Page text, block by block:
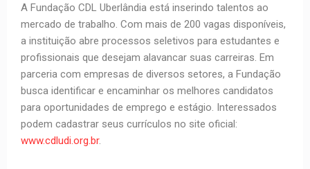
A Fundação CDL Uberlândia está inserindo talentos ao
mercado de trabalho. Com mais de 200 vagas disponíveis,
a instituição abre processos seletivos para estudantes e
profissionais que desejam alavancar suas carreiras. Em
parceria com empresas de diversos setores, a Fundação
busca identificar e encaminhar os melhores candidatos
para oportunidades de emprego e estágio. Interessados
podem cadastrar seus currículos no site oficial:
www.cdludi.org.br.